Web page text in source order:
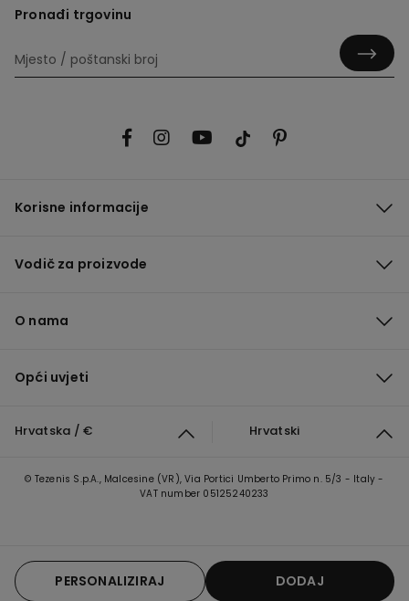
DODAJ
PERSONALIZIRAJ
Pronađi trgovinu
Korisne informacije
Vodič za proizvode
O nama
Opći uvjeti
Hrvatska / € Hrvatski
© Tezenis S.p.A., Malcesine (VR), Via Portici Umberto Primo n. 5/3 - Italy -
VAT number 05125240233